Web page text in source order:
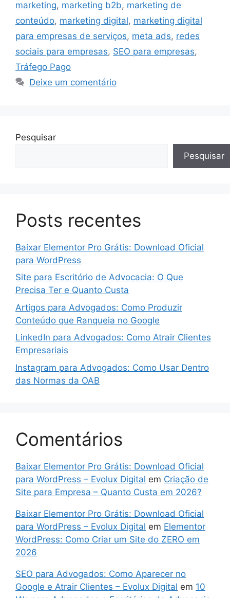
marketing, marketing b2b, marketing de
conteúdo, marketing digital, marketing digital
para empresas de serviços, meta ads, redes
sociais para empresas, SEO para empresas,
Tráfego Pago
Deixe um comentário
Pesquisar
Pesquisar
Posts recentes
Baixar Elementor Pro Grátis: Download Oficial
para WordPress
Site para Escritório de Advocacia: O Que
Precisa Ter e Quanto Custa
Artigos para Advogados: Como Produzir
Conteúdo que Ranqueia no Google
LinkedIn para Advogados: Como Atrair Clientes
Empresariais
Instagram para Advogados: Como Usar Dentro
das Normas da OAB
Comentários
Baixar Elementor Pro Grátis: Download Oficial
para WordPress – Evolux Digital em Criação de
Site para Empresa – Quanto Custa em 2026?
Baixar Elementor Pro Grátis: Download Oficial
para WordPress – Evolux Digital em Elementor
WordPress: Como Criar um Site do ZERO em
2026
SEO para Advogados: Como Aparecer no
Google e Atrair Clientes – Evolux Digital em 10